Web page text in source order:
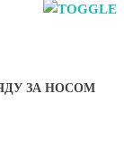
ЗА НОСОМ